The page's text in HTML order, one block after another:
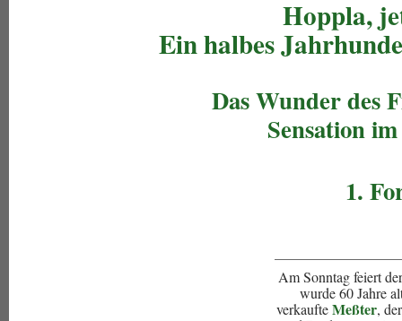
Hoppla,
Ein halbes
Das Wunder des
Sensation
1.
Am Sonntag feiert
wurde 60 Jahre
verkaufteMeßter,